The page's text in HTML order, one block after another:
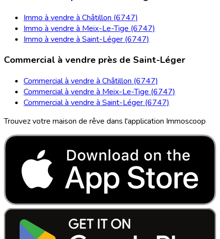
Immo à vendre à Châtillon (6747)
Immo à vendre à Meix-Le-Tige (6747)
Immo à vendre à Saint-Léger (6747)
Commercial à vendre près de Saint-Léger
Commercial à vendre à Châtillon (6747)
Commercial à vendre à Meix-Le-Tige (6747)
Commercial à vendre à Saint-Léger (6747)
Trouvez votre maison de rêve dans l'application Immoscoop